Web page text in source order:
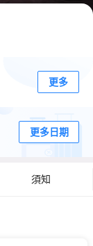
更多
更多日期
須知